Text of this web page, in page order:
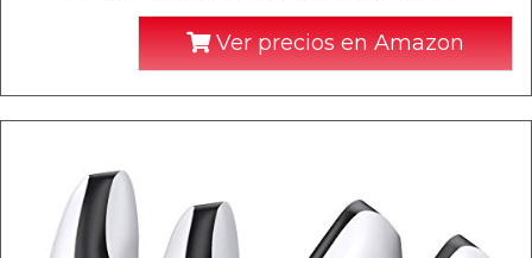
Ver precios en Amazon